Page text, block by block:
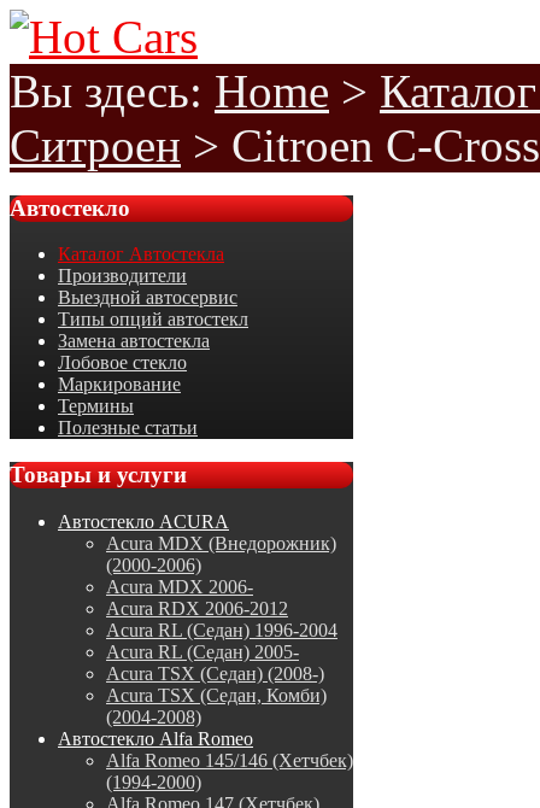
Вы здесь: Home >
Ситроен > Citroen C-
Автостекло
Каталог Автостекла
Производители
Выездной автосервис
Типы опций автостекл
Замена автостекла
Лобовое стекло
Маркирование
Термины
Полезные статьи
Товарыи услуги
Автостекло ACURA
Acura MDX (Внедорожник)
(2000-2006)
Acura MDX 2006-
Acura RDX 2006-2012
Acura RL (Седан) 1996-2004
Acura RL (Седан) 2005-
Acura TSX (Седан) (2008-)
Acura TSX (Седан, Комби)
(2004-2008)
Автостекло Alfa Romeo
Alfa Romeo 145/146 (Хетчбек)
(1994-2000)
Alfa Romeo 147 (Хетчбек)